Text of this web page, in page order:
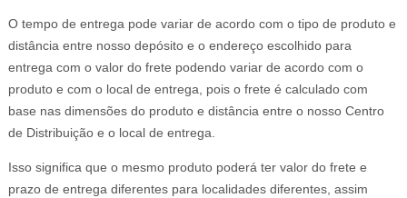
O tempo de entrega pode variar de acordo com o tipo de produto e
distância entre nosso depósito e o endereço escolhido para
entrega com o valor do frete podendo variar de acordo com o
produto e com o local de entrega, pois o frete é calculado com
base nas dimensões do produto e distância entre o nosso Centro
de Distribuição e o local de entrega.
Isso significa que o mesmo produto poderá ter valor do frete e
prazo de entrega diferentes para localidades diferentes, assim